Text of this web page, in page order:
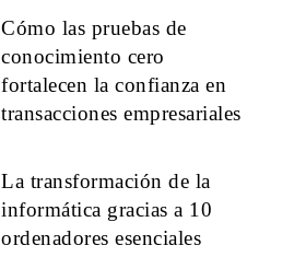
Cómo las pruebas de
conocimiento cero
fortalecen la confianza en
transacciones empresariales
La transformación de la
informática gracias a 10
ordenadores esenciales